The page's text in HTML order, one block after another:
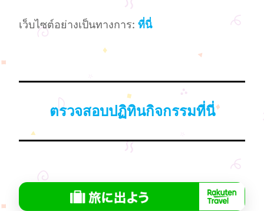
เว็บไซต์อย่างเป็นทางการ:ที่นี่
ตรวจสอบปฏิทินกิจกรรมที่นี่